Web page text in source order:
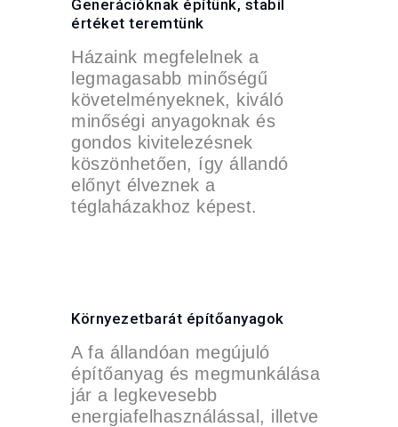
Generációknak építünk, stabil
értéket teremtünk
Házaink megfelelnek a
legmagasabb minőségű
követelményeknek, kiváló
minőségi anyagoknak és
gondos kivitelezésnek
köszönhetően, így állandó
előnyt élveznek a
téglaházakhoz képest.
Környezetbarát építőanyagok
A fa állandóan megújuló
építőanyag és megmunkálása
jár a legkevesebb
energiafelhasználással, illetve